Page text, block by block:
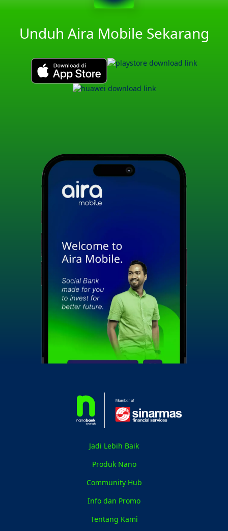
Unduh Aira Mobile Sekarang
Jadi Lebih Baik
Produk Nano
Community Hub
Info dan Promo
Tentang Kami